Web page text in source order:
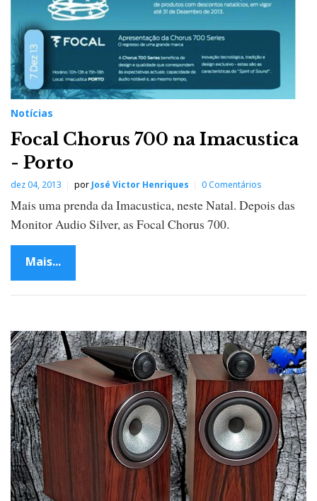
Notícias
Focal Chorus 700 na Imacustica
- Porto
dez 04, 2013 por José Victor Henriques 0 Comentários
Mais uma prenda da Imacustica, neste Natal. Depois das
Monitor Audio Silver, as Focal Chorus 700.
Mais...